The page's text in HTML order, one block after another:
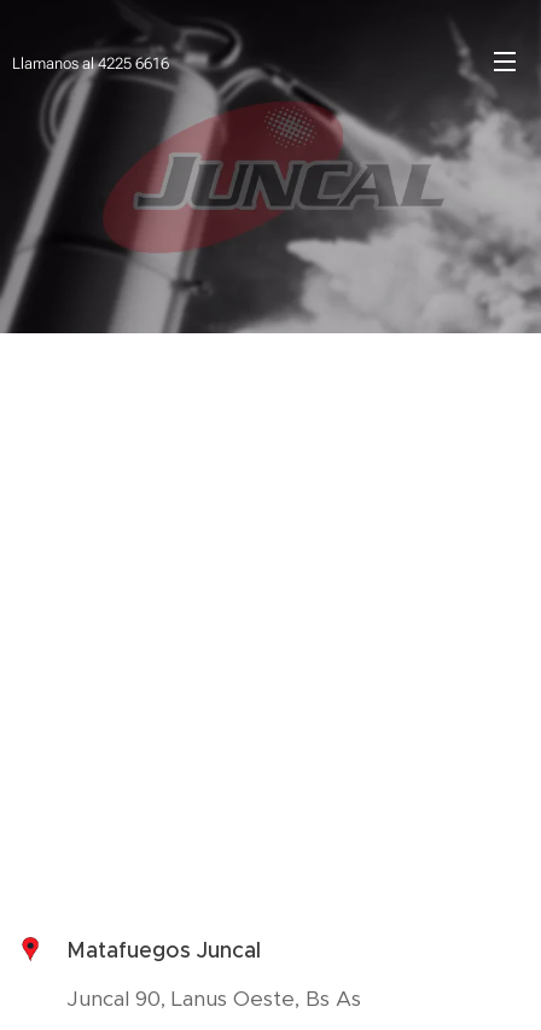
Llamanos al 4225 6616
Matafuegos Juncal
Juncal 90, Lanus Oeste, Bs As